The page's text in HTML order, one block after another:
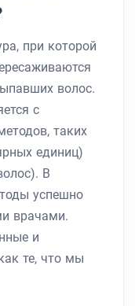
при которой
волос.
с
таких
единиц)
В
успешно
врачами.
и
те, что мы